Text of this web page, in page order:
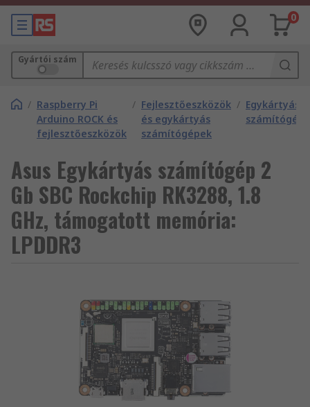
0
Gyártói szám
/ Raspberry Pi
Arduino ROCK és
fejlesztőeszközök
/ Fejlesztőeszközök
és egykártyás
számítógépek
/ Egykártyás
Asus Egykártyás számítógép 2
Gb SBC Rockchip RK3288, 1.8
GHz, támogatott memória:
LPDDR3